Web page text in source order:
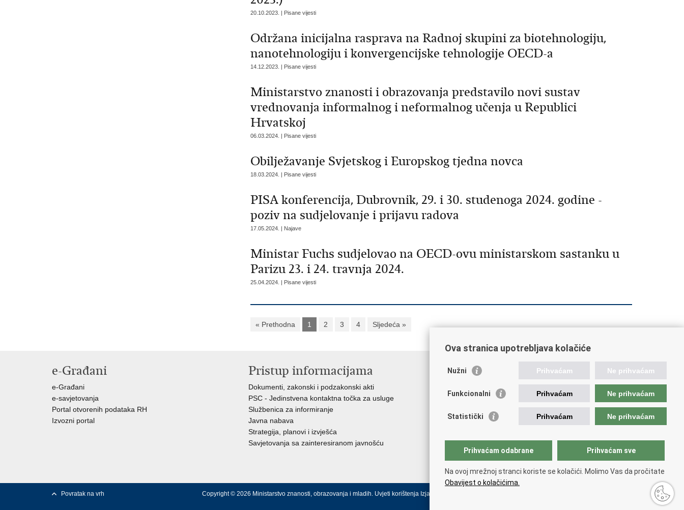
20.10.2023. | Pisane vijesti
Održana inicijalna rasprava na Radnoj skupini za biotehnologiju,
nanotehnologiju i konvergencijske tehnologije OECD-a
14.12.2023. | Pisane vijesti
Ministarstvo znanosti i obrazovanja predstavilo novi sustav
vrednovanja informalnog i neformalnog učenja u Republici
Hrvatskoj
06.03.2024. | Pisane vijesti
Obilježavanje Svjetskog i Europskog tjedna novca
18.03.2024. | Pisane vijesti
PISA konferencija, Dubrovnik, 29. i 30. studenoga 2024. godine -
poziv na sudjelovanje i prijavu radova
17.05.2024. | Najave
Ministar Fuchs sudjelovao na OECD-ovu ministarskom sastanku u
Parizu 23. i 24. travnja 2024.
25.04.2024. | Pisane vijesti
« Prethodna 1 2 3 4 Sljedeća »
e-Građani
e-Građani
e-savjetovanja
Portal otvorenih podataka RH
Izvozni portal
Pristup informacijama
Dokumenti, zakonski i podzakonski akti
PSC - Jedinstvena kontaktna točka za usluge
Službenica za informiranje
Javna nabava
Strategija, planovi i izvješća
Savjetovanja sa zainteresiranom javnošću
Korisne poveznice
AZOO
AMPEU
NCVVO
Povratak na vrh Copyright © 2026 Ministarstvo znanosti, obrazovanja i mladih. Uvjeti korištenja Izjava o pristupačnosti
Ova stranica upotrebljava kolačiće
Nužni Prihvaćam Ne prihvaćam
Funkcionalni Prihvaćam Ne prihvaćam
Statistički Prihvaćam Ne prihvaćam
Prihvaćam odabrane Prihvaćam sve
Na ovoj mrežnoj stranci koriste se kolačići. Molimo Vas da pročitate
Obavijest o kolačićima.